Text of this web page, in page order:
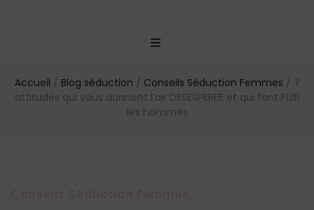
Accueil / Blog séduction / Conseils Séduction Femmes / 7
attitudes qui vous donnent l’air DESESPEREE et qui font FUIR
les hommes